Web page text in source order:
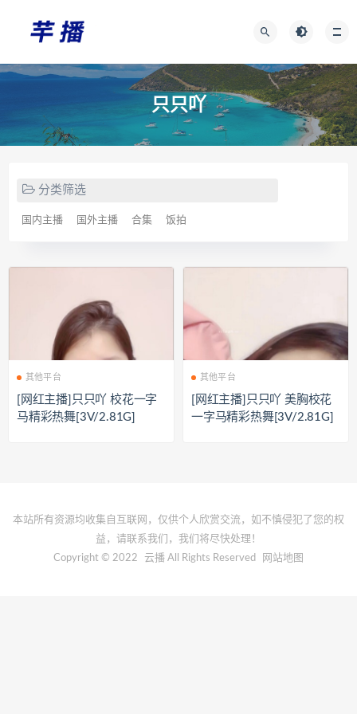
只只吖
分类筛选
国内主播 国外主播 合集 饭拍
其他平台
[网红主播]只只吖 校花一字
马精彩热舞[3V/2.81G]
其他平台
[网红主播]只只吖 美胸校花
一字马精彩热舞[3V/2.81G]
本站所有资源均收集自互联网，仅供个人欣赏交流，如不慎侵犯了您的权
益，请联系我们，我们将尽快处理！
Copyright © 2022
云播 All Rights Reserved 网站地图